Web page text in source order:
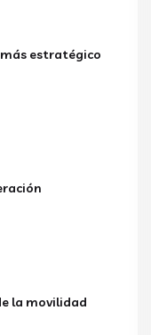
más estratégico
la movilidad